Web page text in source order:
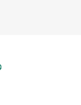
3/4"
1"